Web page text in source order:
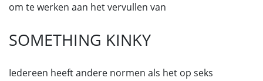
om te werken aan het vervullen van
SOMETHING KINKY
Iedereen heeft andere normen als het op seks